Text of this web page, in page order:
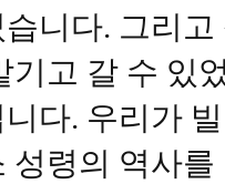
습니다. 그리
기고 갈 수 있
니다. 우리가
성령의 역사